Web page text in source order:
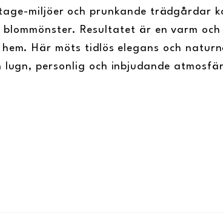
miljöer och prunkande trädgårdar
Resultatet är en varm
Här möts tidlös elegans och
lugn, personlig och inbjudande